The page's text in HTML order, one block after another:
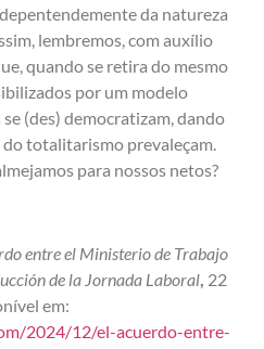
da natureza
lembremos, com auxílio
quando se retira do mesmo
por um modelo
(des) democratizam, dando
do totalitarismo prevaleçam.
para nossos netos?
entre el Ministerio de Trabajo
de la Jornada Laboral, 22
em:
2024/12/el-acuerdo-entre-